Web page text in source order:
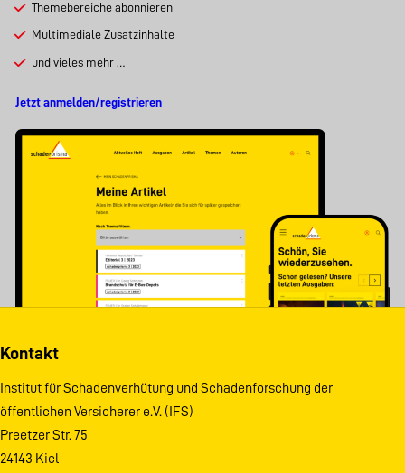
Themebereiche abonnieren
Multimediale Zusatzinhalte
und vieles mehr …
Jetzt anmelden/registrieren
Kontakt
Institut für Schadenverhütung und Schadenforschung der
öffentlichen Versicherer e.V. (IFS)
Preetzer Str. 75
24143 Kiel